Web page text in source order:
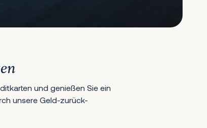
und genießen Sie ein
unsere Geld-zurück-